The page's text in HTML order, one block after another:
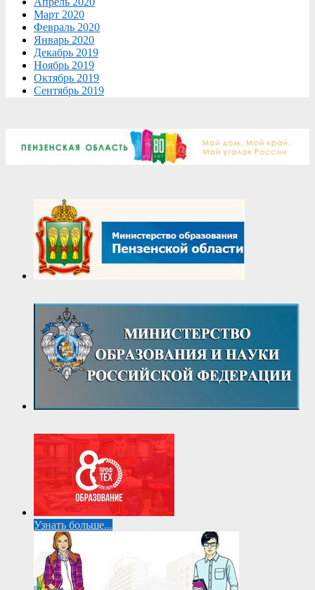
Март 2020
Февраль 2020
Январь 2020
Декабрь 2019
Ноябрь 2019
Октябрь 2019
Сентябрь 2019
Узнать больше...